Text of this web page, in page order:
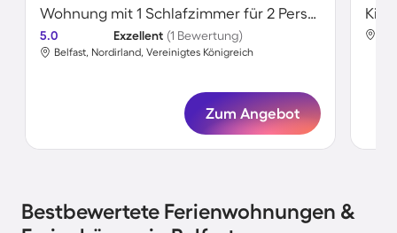
Wohnung mit 1 Schlafzimmer für 2 Personen
5.0 Exzellent (1 Bewertung)
Belfast, Nordirland, Vereinigtes Königreich
Zum Angebot
Bestbewertete Ferienwohnungen &